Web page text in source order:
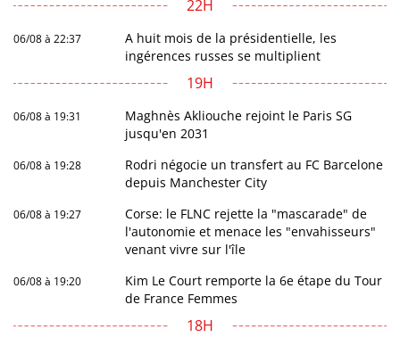
22H
06/08 à 22:37
A huit mois de la présidentielle, les
ingérences russes se multiplient
19H
06/08 à 19:31
Maghnès Akliouche rejoint le Paris SG
jusqu'en 2031
06/08 à 19:28
Rodri négocie un transfert au FC Barcelone
depuis Manchester City
06/08 à 19:27
Corse: le FLNC rejette la "mascarade" de
l'autonomie et menace les "envahisseurs"
venant vivre sur l'île
06/08 à 19:20
Kim Le Court remporte la 6e étape du Tour
de France Femmes
18H